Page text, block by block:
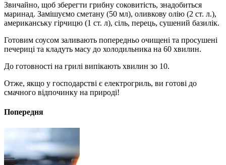
Звичайно, щоб зберегти грибну соковитість, знадобиться
маринад. Замішуємо сметану (50 мл), оливкову олію (2 ст. л.),
американську гірчицю (1 ст. л), сіль, перець, сушений базилік.
Готовим соусом заливають попередньо очищені та просушені
печериці та кладуть масу до холодильника на 60 хвилин.
До готовності на грилі випікають хвилин зо 10.
Отже, якщо у господарстві є електрогриль, ви готові до
смачного відпочинку на природі!
Попередня